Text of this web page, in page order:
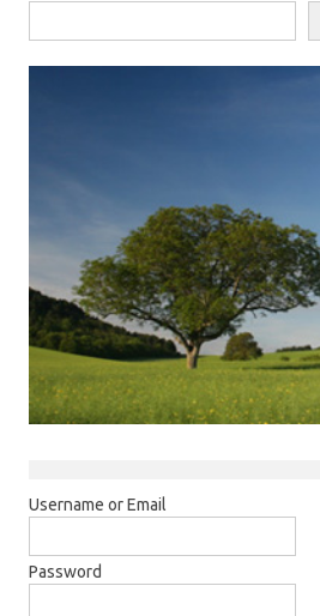
Username or Email
Password